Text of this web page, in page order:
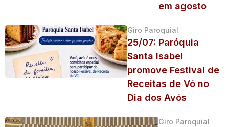
em agosto
Giro Paroquial
25/07: Paróquia
Santa Isabel
promove Festival de
Receitas de Vó no
Dia dos Avós
Giro Paroquial